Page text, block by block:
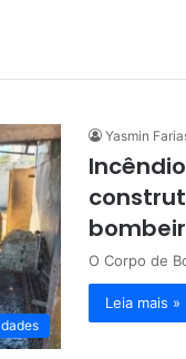
Yasmin
O Corpo de
Leia mais »